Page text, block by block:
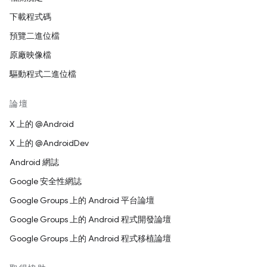
下載程式碼
預覽二進位檔
原廠映像檔
驅動程式二進位檔
論壇
X 上的 @Android
X 上的 @AndroidDev
Android 網誌
Google 安全性網誌
Google Groups 上的 Android 平台論壇
Google Groups 上的 Android 程式開發論壇
Google Groups 上的 Android 程式移植論壇